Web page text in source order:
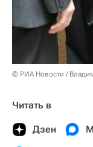
© РИА Новости /
Читать в
Дзен